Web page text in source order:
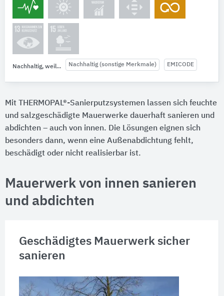
Nachhaltig, weil... Nachhaltig (sonstige Merkmale) EMICODE
Mit THERMOPAL®-Sanierputzsystemen lassen sich feuchte
und salzgeschädigte Mauerwerke dauerhaft sanieren und
abdichten – auch von innen. Die Lösungen eignen sich
besonders dann, wenn eine Außenabdichtung fehlt,
beschädigt oder nicht realisierbar ist.
Mauerwerk von innen sanieren
und abdichten
Geschädigtes Mauerwerk sicher
sanieren